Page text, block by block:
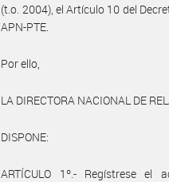
(t.o. 2004), el Artículo 10 del
APN-PTE.
Por ello,
LA DIRECTORA NACIONAL DE
DISPONE:
ARTÍCULO 1º.- Regístrese el